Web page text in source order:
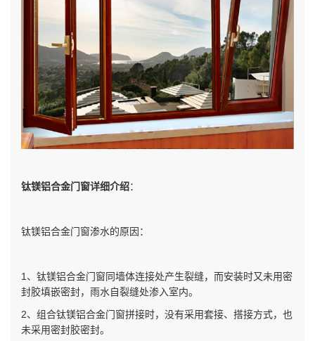
钛镁铝合金门窗详细介绍：
钛镁铝合金门窗渗水的原因：
1、钛镁铝合金门窗同墙体连接处产生裂缝，而安装时又未用密
封胶填嵌密封，雨水自裂缝处渗入室内。
2、组合钛镁铝合金门窗拼接时，没有采用套接、搭接方式，也
未采用密封胶密封。